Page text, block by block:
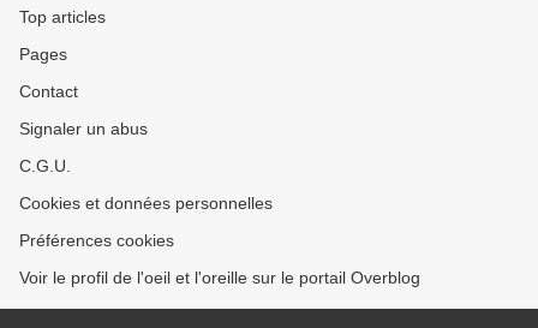
Top articles
Pages
Contact
Signaler un abus
C.G.U.
Cookies et données personnelles
Préférences cookies
Voir le profil de l'oeil et l'oreille sur le portail Overblog